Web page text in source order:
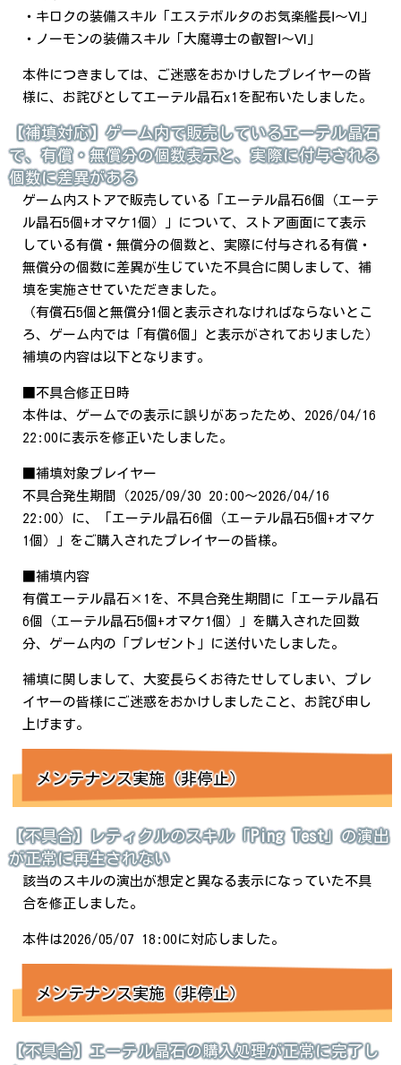
・キロクの装備スキル「エステボルタのお気楽艦長Ⅰ～Ⅵ」
・ノーモンの装備スキル「大魔導士の叡智Ⅰ～Ⅵ」
本件につきましては、ご迷惑をおかけしたプレイヤーの皆
様に、お詫びとしてエーテル晶石x1を配布いたしました。
【補填対応】ゲーム内で販売しているエーテル晶石
で、有償・無償分の個数表示と、実際に付与される
個数に差異がある
ゲーム内ストアで販売している「エーテル晶石6個（エーテ
ル晶石5個+オマケ1個）」について、ストア画面にて表示
している有償・無償分の個数と、実際に付与される有償・
無償分の個数に差異が生じていた不具合に関しまして、補
填を実施させていただきました。
（有償石5個と無償分1個と表示されなければならないとこ
ろ、ゲーム内では「有償6個」と表示がされておりました）
補填の内容は以下となります。
■不具合修正日時
本件は、ゲームでの表示に誤りがあったため、2026/04/16
22:00に表示を修正いたしました。
■補填対象プレイヤー
不具合発生期間（2025/09/30 20:00～2026/04/16
22:00）に、「エーテル晶石6個（エーテル晶石5個+オマケ
1個）」をご購入されたプレイヤーの皆様。
■補填内容
有償エーテル晶石×1を、不具合発生期間に「エーテル晶石
6個（エーテル晶石5個+オマケ1個）」を購入された回数
分、ゲーム内の「プレゼント」に送付いたしました。
補填に関しまして、大変長らくお待たせしてしまい、プレ
イヤーの皆様にご迷惑をおかけしましたこと、お詫び申し
上げます。
メンテナンス実施（非停止）
【不具合】レティクルのスキル「 Ping Test」の演出
が正常に再生されない
該当のスキルの演出が想定と異なる表示になっていた不具
合を修正しました。
本件は2026/05/07 18:00に対応しました。
メンテナンス実施（非停止）
【不具合】エーテル晶石の購入処理が正常に完了し